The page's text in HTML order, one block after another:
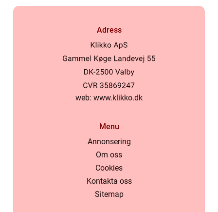
Adress
web: www.klikko.dk
Menu
Annonsering
Om oss
Cookies
Kontakta oss
Sitemap